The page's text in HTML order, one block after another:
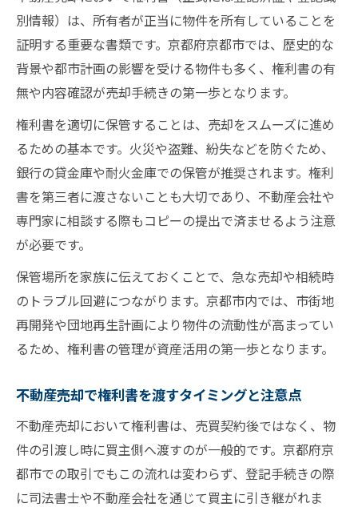
別情報）は、所有者が正当に物件を所有していることを
証明する重要な書類です。京都府京都市では、歴史的な
背景や都市計画の影響を受ける物件も多く、権利書の有
無や内容確認が売却手続きの第一歩となります。
権利書を適切に保管することは、売却をスムーズに進め
るための基本です。火災や盗難、紛失などを防ぐため、
銀行の貸金庫や耐火金庫での保管が推奨されます。権利
書を第三者に渡さないことも大切であり、不動産会社や
専門家に相談する際もコピーの提出で済ませるよう注意
が必要です。
保管場所を家族に伝えておくことで、急な売却や相続時
のトラブル回避につながります。京都市内では、市街地
再開発や団地再生計画により物件の流動性が高まってい
るため、権利書の管理が資産活用の第一歩となります。
不動産売却で権利書を渡すタイミングと注意点
不動産売却において権利書は、売買契約後ではなく、物
件の引渡し時に買主側へ渡すのが一般的です。京都府京
都市での取引でもこの流れは変わらず、登記手続きの際
に司法書士や不動産会社を通じて買主に引き継がれま